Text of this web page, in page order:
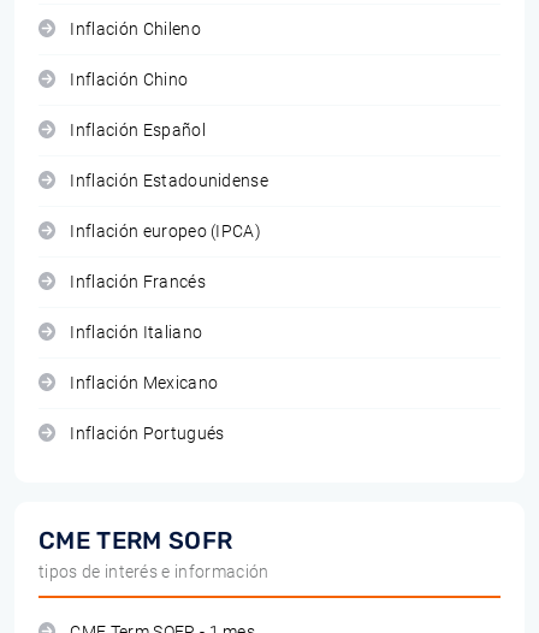
Inflación Chileno
Inflación Chino
Inflación Español
Inflación Estadounidense
Inflación europeo (IPCA)
Inflación Francés
Inflación Italiano
Inflación Mexicano
Inflación Portugués
CME TERM SOFR
tipos de interés e información